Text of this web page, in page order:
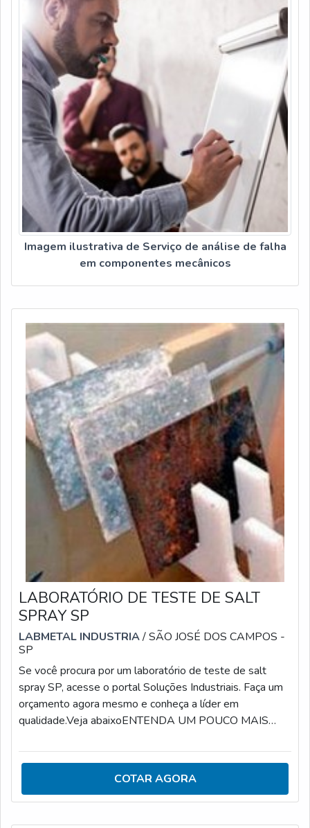
Imagem ilustrativa de Serviço de análise de falha
em componentes mecânicos
LABORATÓRIO DE TESTE DE SALT
SPRAY SP
LABMETAL INDUSTRIA/ SÃO JOSÉ DOS CAMPOS -
SP
Se você procura por um laboratório de teste de salt
spray SP, acesse o portal Soluções Industriais. Faça um
orçamento agora mesmo e conheça a líder em
qualidade.Veja abaixoENTENDA UM POUCO MAIS
serve para simular a corrosão acelerada em
simplista, é feita a identificação e o controle do
componente em análise em relação à corrosão.Os
COTAR AGORA